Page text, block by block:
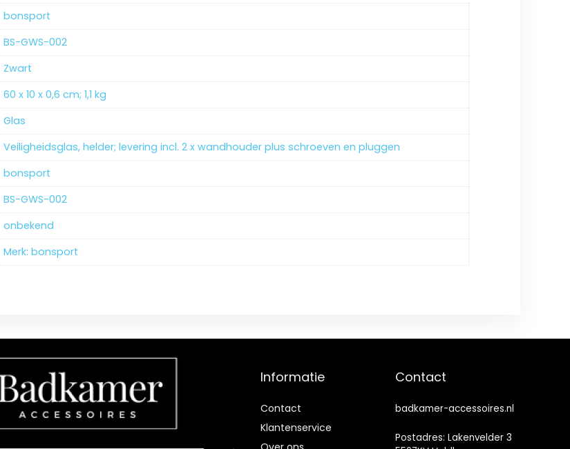
‎bonsport
‎BS-GWS-002
‎Zwart
‎60 x 10 x 0,6 cm; 1,1 kg
‎Glas
‎Veiligheidsglas, helder; levering incl. 2 x wandhouder plus schroeven en pluggen
‎bonsport
‎BS-GWS-002
‎onbekend
Merk: bonsport
Informatie
Contact
Klantenservice
Contact
badkamer-accessoires.nl
Postadres: Lakenvelder 3